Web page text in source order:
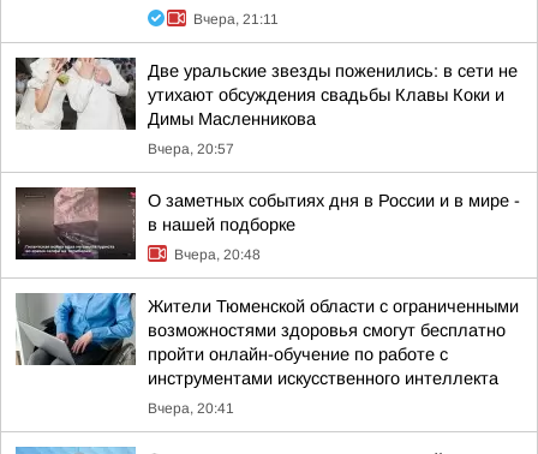
Вчера, 21:11
Две уральские звезды поженились: в сети не
утихают обсуждения свадьбы Клавы Коки и
Димы Масленникова
Вчера, 20:57
О заметных событиях дня в России и в мире -
в нашей подборке
Вчера, 20:48
Жители Тюменской области с ограниченными
возможностями здоровья смогут бесплатно
пройти онлайн-обучение по работе с
инструментами искусственного интеллекта
Вчера, 20:41